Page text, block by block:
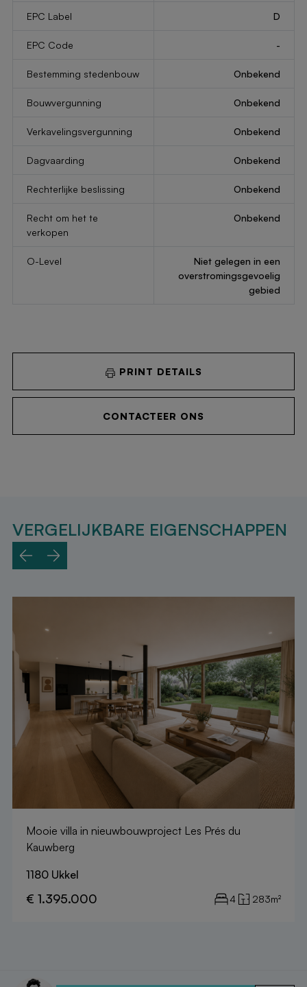
EPC Label D
EPC Code -
Bestemming stedenbouw Onbekend
Bouwvergunning Onbekend
Verkavelingsvergunning Onbekend
Dagvaarding Onbekend
Rechterlijke beslissing Onbekend
Recht om het te
verkopen
Onbekend
O-Level
Niet gelegen in een
overstromingsgevoelig
gebied
PRINT DETAILS
CONTACTEER ONS
VERGELIJKBARE EIGENSCHAPPEN
Mooie villa in nieuwbouwproject Les Prés du
Kauwberg
1180 Ukkel
€ 1.395.000 4 283m²